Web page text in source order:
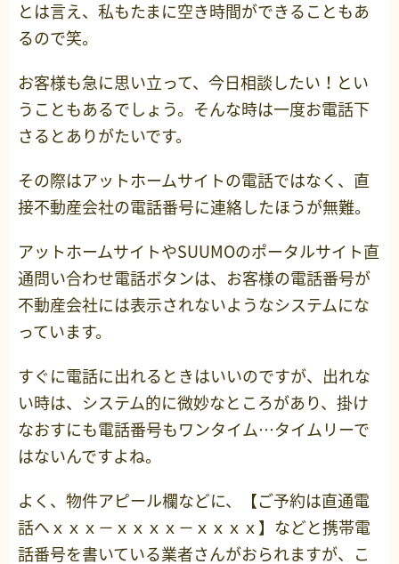
とは言え、私もたまに空き時間ができることもあ
るので笑。
お客様も急に思い立って、今日相談したい！とい
うこともあるでしょう。そんな時は一度お電話下
さるとありがたいです。
その際はアットホームサイトの電話ではなく、直
接不動産会社の電話番号に連絡したほうが無難。
アットホームサイトやSUUMOのポータルサイト直
通問い合わせ電話ボタンは、お客様の電話番号が
不動産会社には表示されないようなシステムにな
っています。
すぐに電話に出れるときはいいのですが、出れな
い時は、システム的に微妙なところがあり、掛け
なおすにも電話番号もワンタイム…タイムリーで
はないんですよね。
よく、物件アピール欄などに、【ご予約は直通電
話へｘｘｘ－ｘｘｘｘ－ｘｘｘｘ】などと携帯電
話番号を書いている業者さんがおられますが、こ